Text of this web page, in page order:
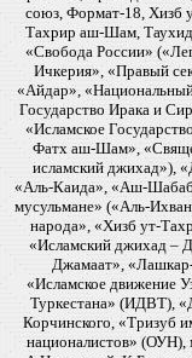
союз, Формат-18, Хизб
Тахрир аш-Шам, Таухид
«Свобода России»
Ичкерия», «Правый
«Айдар»,
Государство Ирака и
«Исламское
Фатх аш-Шам»,
исламский джихад»),
«Аль-Каида», «Аш-
мусульмане» («Аль-
народа», «Хизб ут-
«Исламский джихад –
Джамаат»,
«Исламское движение
Туркестана» (ИДВТ),
Корчинского, «Тризуб
националистов»